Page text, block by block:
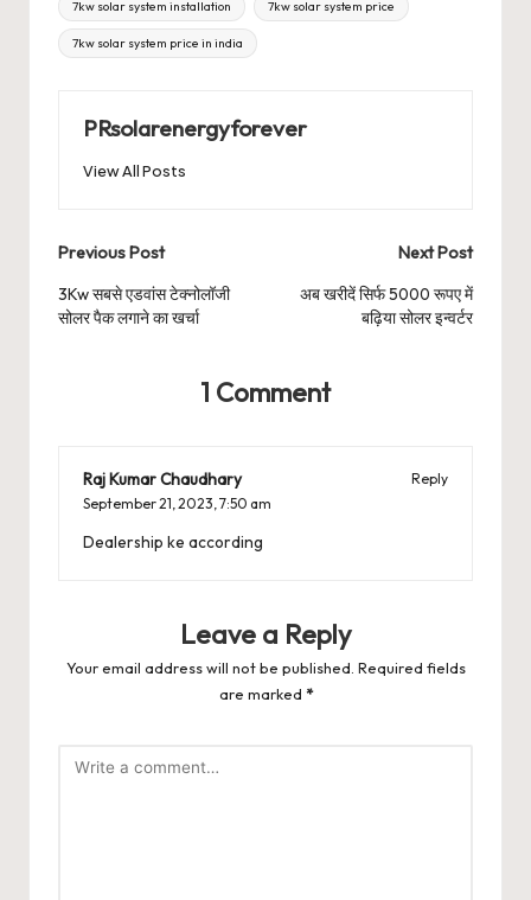
7kw solar system installation 7kw solar system price
7kw solar system price in india
PRsolarenergyforever
View All Posts
Post
navigation
Previous Post
3Kw सबसे एडवांस टेक्नोलॉजी
सोलर पैक लगाने का खर्चा
Next Post
अब खरीदें सिर्फ 5000 रूपए में
बढ़िया सोलर इन्वर्टर
1 Comment
Raj Kumar Chaudhary
Reply
September 21, 2023, 7:50 am
Dealership ke according
Leave a Reply
Your email address will not be published. Required fields
are marked *